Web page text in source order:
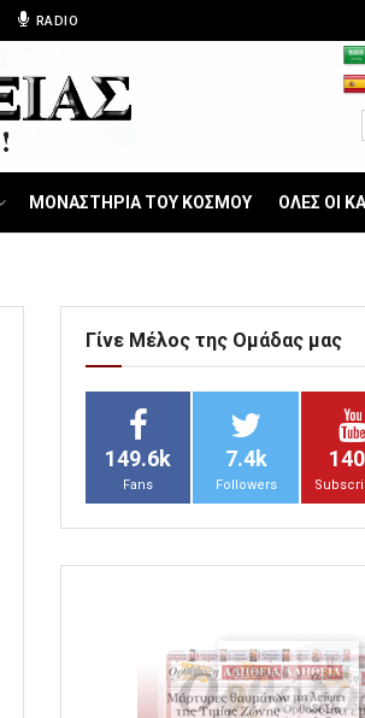
RADIO
ΜΟΝΑΣΤΗΡΙΑ ΤΟΥ ΚΟΣΜΟΥ ΟΛΕΣ ΟΙ
Γίνε Μέλος της Ομάδας μας
149.6k
Fans
7.4k
Followers